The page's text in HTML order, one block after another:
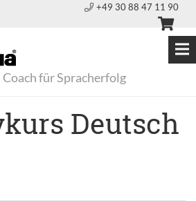
+49 30 88 47 11 90
für Spracherfolg
Deutsch